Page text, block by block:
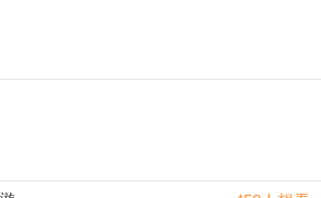
影史单片票房纪录。 作为演员，他获得
奖最佳男主角奖，亚太电影节最佳男主
电影百年百位优秀演员”以及“中国电影
，他先后获得第21届香港电影金像奖最
电影金马奖最佳导演等奖项。